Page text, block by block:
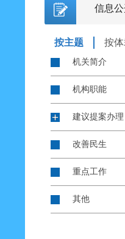
信息
按主题 按
机关简介
机构职能
建议提案办理
改善民生
重点工作
其他